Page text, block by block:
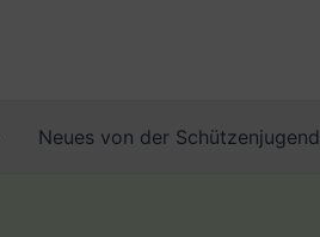
Neues von der Schützenjugend